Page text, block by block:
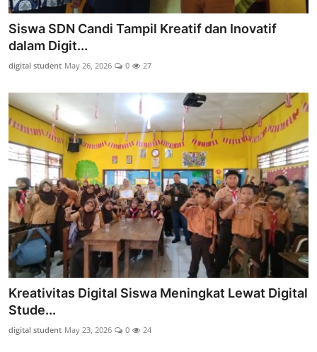
Siswa SDN Candi Tampil Kreatif dan Inovatif
dalam Digit...
digital student May 26, 2026 0 27
Kreativitas Digital Siswa Meningkat Lewat Digital
Stude...
digital student May 23, 2026 0 24